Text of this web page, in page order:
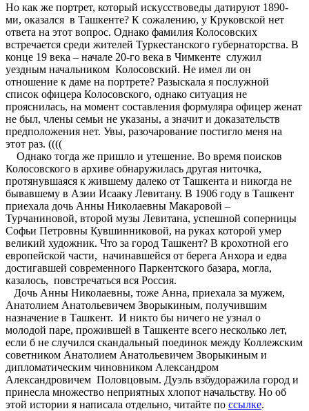
Но как же портрет, который искусствоведы датируют 1890-
ми, оказался в Ташкенте? К сожалению, у Круковской нет
ответа на этот вопрос. Однако фамилия Колосовских
встречается среди жителей Туркестанского губернаторства. В
конце 19 века – начале 20-го века в Чимкенте служил
уездным начальником Колосовский. Не имел ли он
отношение к даме на портрете? Разыскала я послужной
список офицера Колосовского, однако ситуация не
прояснилась, на момент составления формуляра офицер женат
не был, члены семьи не указаны, а значит и доказательств
предположения нет. Увы, разочарование постигло меня на
этот раз. ((((
Однако тогда же пришло и утешение. Во время поисков
Колосовского в архиве обнаружилась другая ниточка,
протянувшаяся к жившему далеко от Ташкента и никогда не
бывавшему в Азии Исааку Левитану. В 1906 году в Ташкент
приехала дочь Анны Николаевны Макаровой –
Турчаниновой, второй музы Левитана, успешной соперницы
Софьи Петровны Кувшинниковой, на руках которой умер
великий художник. Что за город Ташкент? В крохотной его
европейской части, начинавшейся от берега Анхора и едва
достигавшей современного Паркентского базара, могла,
казалось, повстречаться вся Россия.
Дочь Анны Николаевны, тоже Анна, приехала за мужем,
Анатолием Анатольевичем Зворыкиным, получившим
назначение в Ташкент. И никто бы ничего не узнал о
молодой паре, прожившей в Ташкенте всего несколько лет,
если б не случился скандальный поединок между Коллежским
советником Анатолием Анатольевичем Зворыкиным и
дипломатическим чиновником Александром
Александровичем Половцовым. Дуэль взбудоражила город и
принесла множество неприятных хлопот начальству. Но об
этой истории я написала отдельно, читайте по ссылке.